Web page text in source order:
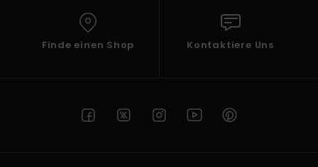
Finde einen Shop Kontaktiere Uns